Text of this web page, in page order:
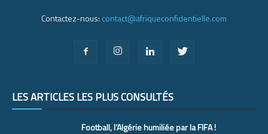
Contactez-nous: contact@afriqueconfidentielle.com
LES ARTICLES LES PLUS CONSULTÉS
Football, l’Algérie humiliée par la FIFA !